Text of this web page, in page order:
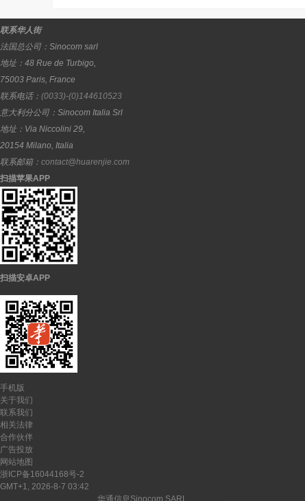
联系华人街
法国总公司： Sinocom sarl
地址： 48 Rue de Turbigo,
75003 Paris, France
联系电话： (0033)-(0)144610523
意大利分公司： Sinocom Italia Srl
地址： Via Niccolini 29,
20154 Milano, Italia
联系邮箱： contact@huarenjie.com
扫描苹果APP
扫描安卓APP
手机版
关于我们
联系我们
相关法律
合作伙伴
广告投放
网站地图
浙ICP备16044168号-2
GMT+1, 2026-8-7 03:42
华通信息Sinocom SARL